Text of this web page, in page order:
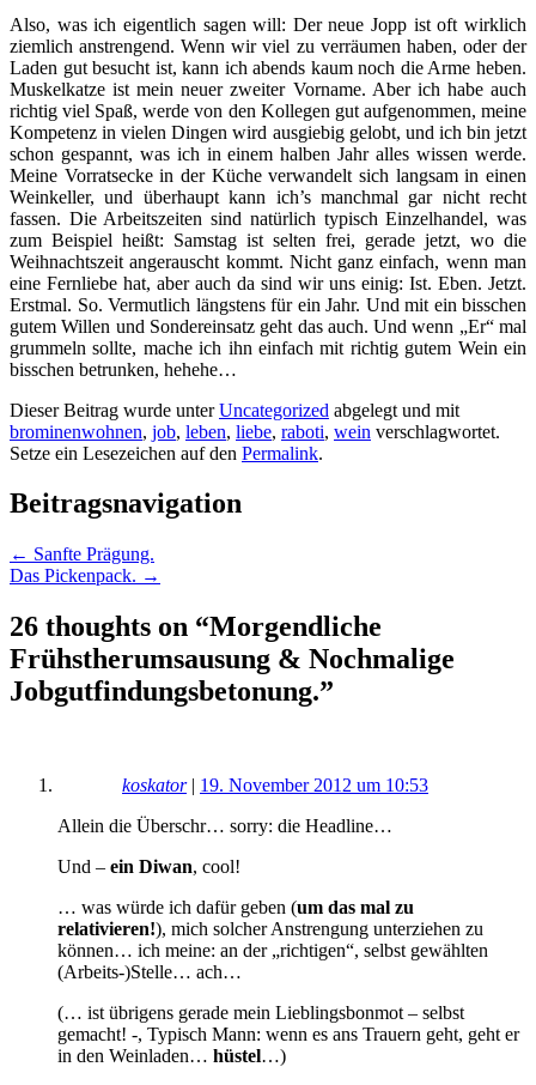
Also, was ich eigentlich sagen will: Der neue Jopp ist oft wirklich
ziemlich anstrengend. Wenn wir viel zu verräumen haben, oder der
Laden gut besucht ist, kann ich abends kaum noch die Arme heben.
Muskelkatze ist mein neuer zweiter Vorname. Aber ich habe auch
richtig viel Spaß, werde von den Kollegen gut aufgenommen, meine
Kompetenz in vielen Dingen wird ausgiebig gelobt, und ich bin jetzt
schon gespannt, was ich in einem halben Jahr alles wissen werde.
Meine Vorratsecke in der Küche verwandelt sich langsam in einen
Weinkeller, und überhaupt kann ich’s manchmal gar nicht recht
fassen. Die Arbeitszeiten sind natürlich typisch Einzelhandel, was
zum Beispiel heißt: Samstag ist selten frei, gerade jetzt, wo die
Weihnachtszeit angerauscht kommt. Nicht ganz einfach, wenn man
eine Fernliebe hat, aber auch da sind wir uns einig: Ist. Eben. Jetzt.
Erstmal. So. Vermutlich längstens für ein Jahr. Und mit ein bisschen
gutem Willen und Sondereinsatz geht das auch. Und wenn „Er“ mal
grummeln sollte, mache ich ihn einfach mit richtig gutem Wein ein
bisschen betrunken, hehehe…
Dieser Beitrag wurde unterUncategorized abgelegt und mit
brominenwohnen, job, leben, liebe, raboti, wein verschlagwortet.
Setze ein Lesezeichen auf den Permalink.
Beitragsnavigation
← Sanfte Prägung.
Das Pickenpack. →
26 thoughts on “Morgendliche
Frühstherumsausung & Nochmalige
Jobgutfindungsbetonung.”
koskator| 19. November 2012 um 10:53
Allein die Überschr… sorry: die Headline…
Und – ein Diwan, cool!
… was würde ich dafür geben (um das mal zu
relativieren!), mich solcher Anstrengung unterziehen zu
können… ich meine: an der „richtigen“, selbst gewählten
(Arbeits-)Stelle… ach…
(… ist übrigens gerade mein Lieblingsbonmot – selbst
gemacht! -, Typisch Mann: wenn es ans Trauern geht, geht er
in den Weinladen… hüstel…)